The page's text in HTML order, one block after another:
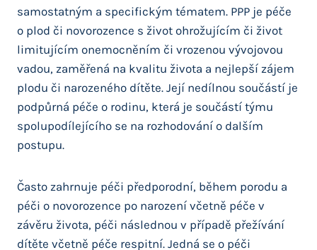
samostatným a specifickým tématem. PPP je péče
o plod či novorozence s život ohrožujícím či život
limitujícím onemocněním či vrozenou vývojovou
vadou, zaměřená na kvalitu života a nejlepší zájem
plodu či narozeného dítěte. Její nedílnou součástí je
podpůrná péče o rodinu, která je součástí týmu
spolupodílejícího se na rozhodování o dalším
postupu.
Často zahrnuje péči předporodní, během porodu a
péči o novorozence po narození včetně péče v
závěru života, péči následnou v případě přežívání
dítěte včetně péče respitní. Jedná se o péči